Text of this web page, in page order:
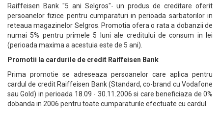
Raiffeisen Bank "5 ani Selgros"- un produs de creditare oferit
persoanelor fizice pentru cumparaturi in perioada sarbatorilor in
reteaua magazinelor Selgros. Promotia ofera o rata a dobanzii de
numai 5% pentru primele 5 luni ale creditului de consum in lei
(perioada maxima a acestuia este de 5 ani).
Promotii la cardurile de credit Raiffeisen Bank
Prima promotie se adreseaza persoanelor care aplica pentru
cardul de credit Raiffeisen Bank (Standard, co-brand cu Vodafone
sau Gold) in perioada 18.09 - 30.11.2006 si care beneficiaza de 0%
dobanda in 2006 pentru toate cumparaturile efectuate cu cardul.